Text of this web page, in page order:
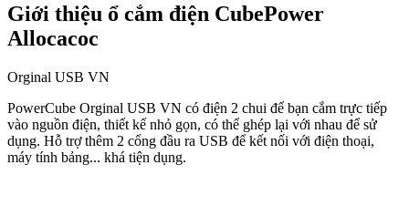
Giới thiệu ổ cắm điện CubePower
Allocacoc
Orginal USB VN
PowerCube Orginal USB VN có điện 2 chui để bạn cắm trực tiếp
vào nguồn điện, thiết kế nhỏ gọn, có thể ghép lại với nhau để sử
dụng. Hỗ trợ thêm 2 cổng đầu ra USB để kết nối với điện thoại,
máy tính bảng... khá tiện dụng.